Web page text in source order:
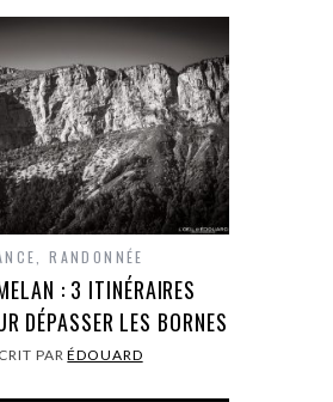
,RANDONNÉE
: 3 ITINÉRAIRES
DÉPASSER LES BORNES
PARÉDOUARD